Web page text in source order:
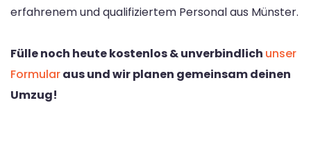
erfahrenem und qualifiziertem Personal aus Münster.
Fülle noch heute kostenlos & unverbindlich unser
Formularaus und wir planen gemeinsam deinen
Umzug!